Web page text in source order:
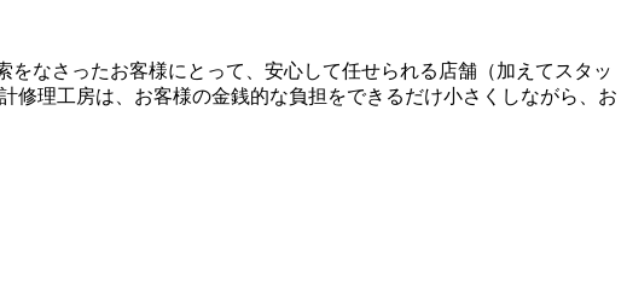
なさったお客様にとって、安心して任せられる店舗（加えてスタッ
理工房は、お客様の金銭的な負担をできるだけ小さくしながら、お